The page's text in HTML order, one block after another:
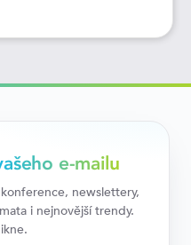
e-mailu
newslettery,
i nejnovější trendy.